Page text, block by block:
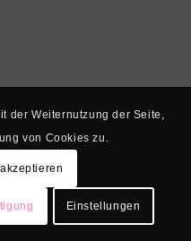
der Weiternutzung der Seite,
von Cookies zu.
Einstellungen